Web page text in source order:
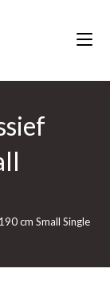
cm Small Single